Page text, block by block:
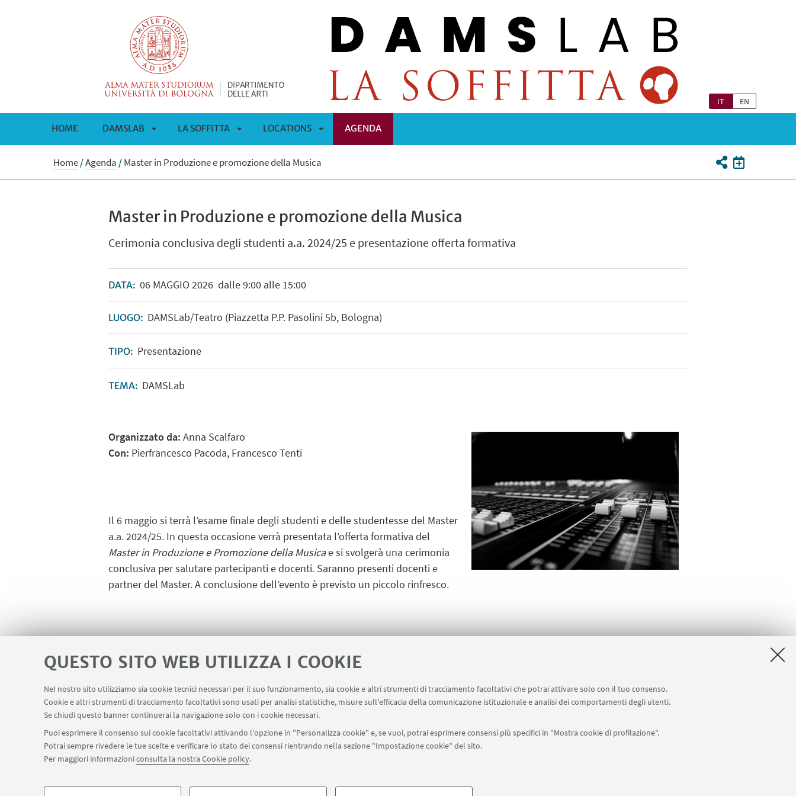
QUESTO SITO WEB UTILIZZA I COOKIE
Nel nostro sito utilizziamo sia cookie tecnici necessari per il suo funzionamento, sia cookie e altri strumenti di tracciamento facoltativi che potrai attivare solo con il tuo consenso.
Cookie e altri strumenti di tracciamento facoltativi sono usati per analisi statistiche, misure sull'efficacia della comunicazione istituzionale e analisi dei comportamenti degli utenti.
Se chiudi questo banner continuerai la navigazione solo con i cookie necessari.
Puoi esprimere il consenso sui cookie facoltativi attivando l'opzione in "Personalizza cookie" e, se vuoi, potrai esprimere consensi più specifici in "Mostra cookie di profilazione".
Potrai sempre rivedere le tue scelte e verificare lo stato dei consensi rientrando nella sezione "Impostazione cookie" del sito.
Per maggiori informazioniconsulta la nostra Cookie policy.
IT EN
HOME DAMSLAB
APRI
LA SOFFITTA
APRI
LOCATIONS
APRI
AGENDA
Home/Agenda /Master in Produzione e promozione della Musica
Master in Produzione e promozione della Musica
Cerimonia conclusiva degli studenti a.a. 2024/25 e presentazione offerta formativa
DATA: 06MAGGIO 2026dalle 9:00 alle 15:00
LUOGO: DAMSLab/Teatro (Piazzetta P.P. Pasolini 5b, Bologna)
TIPO: Presentazione
TEMA: DAMSLab
Organizzato da:Anna Scalfaro
Con: Pierfrancesco Pacoda, Francesco Tenti
Il 6 maggio si terrà l’esame finale degli studenti e delle studentesse del Master
a.a. 2024/25. In questa occasione verrà presentata l’offerta formativa del
Master in Produzione e Promozione della Musicae si svolgerà una cerimonia
conclusiva per salutare partecipanti e docenti. Saranno presenti docenti e
partner del Master. A conclusione dell’evento è previsto un piccolo rinfresco.
Locandina[ .pdf 739Kb ]